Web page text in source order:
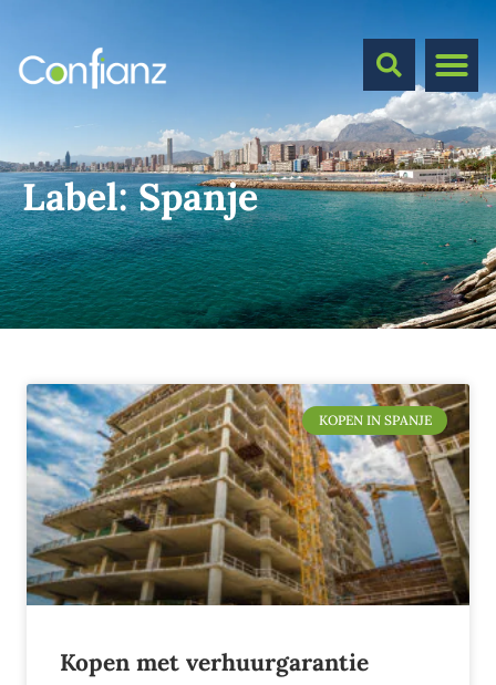
Label:Spanje
KOPEN IN SPANJE
Kopen met verhuurgarantie